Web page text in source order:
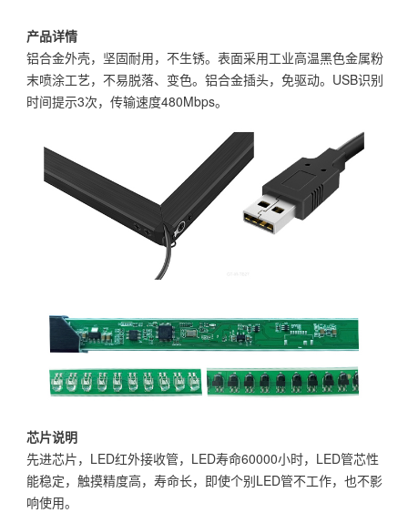
产品详情
铝合金外壳，坚固耐用，不生锈。表面采用工业高温黑色金属粉
末喷涂工艺，不易脱落、变色。铝合金插头，免驱动。USB识别
时间提示3次，传输速度480Mbps。
芯片说明
先进芯片，LED红外接收管，LED寿命60000小时，LED管芯性
能稳定，触摸精度高，寿命长，即使个别LED管不工作，也不影
响使用。